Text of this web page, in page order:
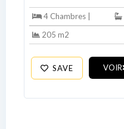
4 Chambres |
205 m2
SAVE VOIR